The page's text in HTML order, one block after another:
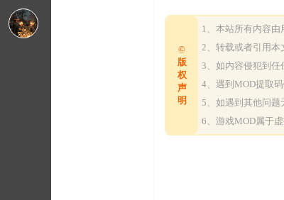
©
版
权
声
明
1、本站所有内容由
2、转载或者引用本
3、如内容侵犯到任
4、遇到MOD提取
5、如遇到其他问题
6、游戏MOD属于